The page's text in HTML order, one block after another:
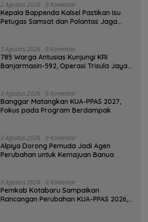
2 Agustus 2026 0 Komentar
Kepala Bappenda Kalsel Pastikan Isu
Petugas Samsat dan Polantas Jaga
3 Agustus 2026 0 Komentar
785 Warga Antusias Kunjungi KRI
Banjarmasin-592, Operasi Trisula Jaya
3 Agustus 2026 0 Komentar
‎Banggar Matangkan KUA-PPAS 2027,
Fokus pada Program Berdampak
3 Agustus 2026 0 Komentar
‎Alpiya Dorong Pemuda Jadi Agen
Perubahan untuk Kemajuan Banua ‎
3 Agustus 2026 0 Komentar
Pemkab Kotabaru Sampaikan
Rancangan Perubahan KUA-PPAS 2026,